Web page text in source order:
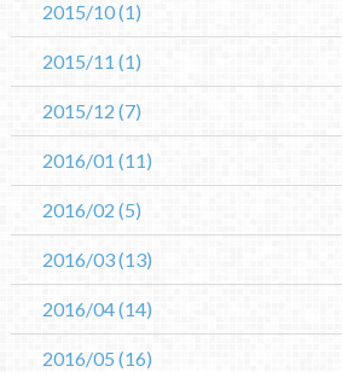
2015/10(1)
2015/11 (1)
2015/12 (7)
2016/01 (11)
2016/02 (5)
2016/03(13)
2016/04(14)
2016/05 (16)